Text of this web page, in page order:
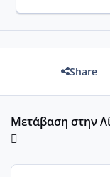
Share
Μετάβαση στην